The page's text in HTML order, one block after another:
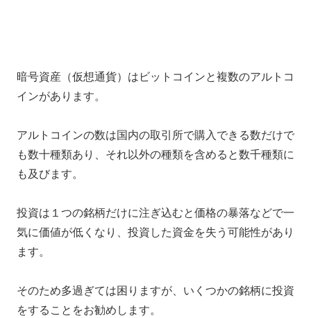
暗号資産（仮想通貨）はビットコインと複数のアルトコ
インがあります。
アルトコインの数は国内の取引所で購入できる数だけで
も数十種類あり、それ以外の種類を含めると数千種類に
も及びます。
投資は１つの銘柄だけに注ぎ込むと価格の暴落などで一
気に価値が低くなり、投資した資金を失う可能性があり
ます。
そのため多過ぎては困りますが、いくつかの銘柄に投資
をすることをお勧めします。